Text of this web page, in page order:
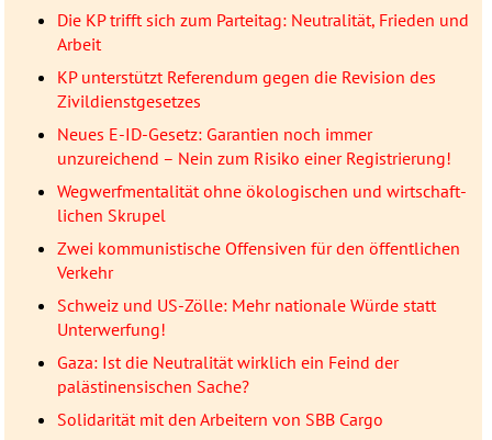
Die KP trifft sich zum Parteitag: Neutralität, Frieden und
Arbeit
KP unterstützt Referendum gegen die Revision des
Zivildienstgesetzes
Neues E-ID-Gesetz: Garantien noch immer
unzureichend – Nein zum Risiko einer Registrierung!
Wegwerfmentalität ohne öko­lo­gischen und wirtschaft­
lichen Skrupel
Zwei kommunistische Offensiven für den öffentlichen
Verkehr
Schweiz und US-Zölle: Mehr nationale Würde statt
Unterwerfung!
Gaza: Ist die Neutralität wirklich ein Feind der
palästinensischen Sache?
Solidarität mit den Arbeitern von SBB Cargo